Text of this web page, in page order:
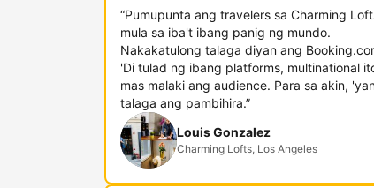
“Pumupunta ang travelers sa Charming
mula sa iba't ibang panig ng mundo.
Nakakatulong talaga diyan ang
'Di tulad ng ibang platforms, multinational
mas malaki ang audience. Para sa akin,
talaga ang pambihira.”
Louis Gonzalez
Charming Lofts, Los Angeles